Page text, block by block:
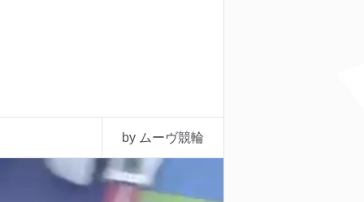
by ムーヴ競輪